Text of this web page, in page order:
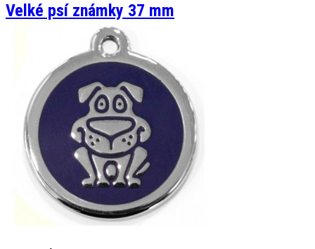
Velké psí známky 37 mm